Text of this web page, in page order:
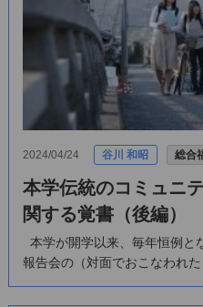
2024/04/24 谷川 和昭 総合
本学伝統のコミュニ
関する覚書（後編）
本学が開学以来、毎年恒例と
報告会の（対面でおこなわれた